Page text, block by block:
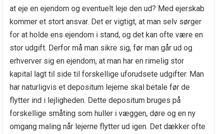
at eje en ejendom og eventuelt leje den ud? Med ejerskab
kommer et stort ansvar. Det er vigtigt, at man selv sørger
for at holde ens ejendom i stand, og det kan ofte være en
stor udgift. Derfor må man sikre sig, før man går ud og
erhverver sig en ejendom, at man har en rimelig stor
kapital lagt til side til forskellige uforudsete udgifter. Man
har naturligvis et depositum lejerne skal betale før de
flytter ind i lejligheden. Dette depositum bruges på
forskellige småting som huller i væggen, døre og en ny
omgang maling når lejerne flytter ud igen. Det dækker ofte